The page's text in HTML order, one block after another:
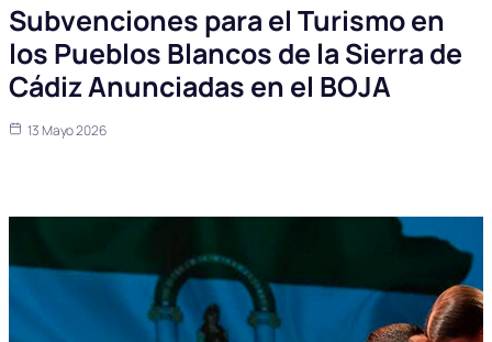
Subvenciones para el Turismo en
los Pueblos Blancos de la Sierra de
Cádiz Anunciadas en el BOJA
13 Mayo 2026